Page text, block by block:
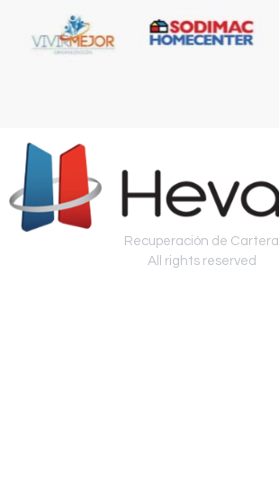
Recuperación de Cartera
All rights reserved